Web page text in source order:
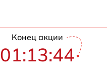
Конец акции
01:13:43